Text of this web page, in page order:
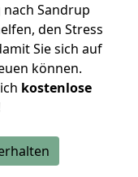
Sandrup
den Stress
Sie sich auf
können.
kostenlose